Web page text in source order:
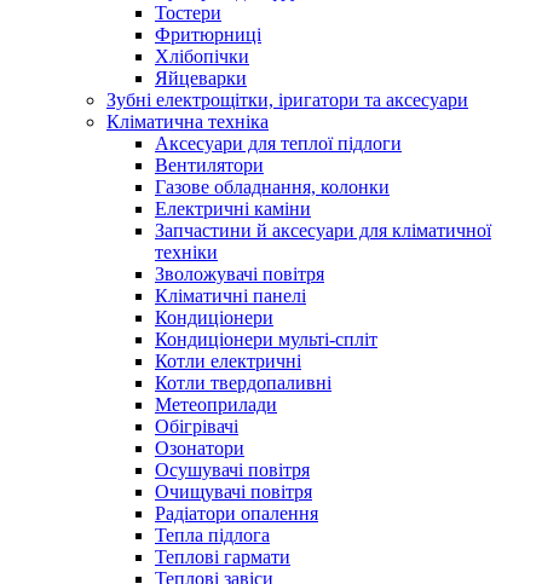
Тостери
Фритюрниці
Хлібопічки
Яйцеварки
Зубні електрощітки, іригатори та аксесуари
Кліматична техніка
Аксесуари для теплої підлоги
Вентилятори
Газове обладнання, колонки
Електричні каміни
Запчастини й аксесуари для кліматичної
техніки
Зволожувачі повітря
Кліматичні панелі
Кондиціонери
Кондиціонери мульті-спліт
Котли електричні
Котли твердопаливні
Метеоприлади
Обігрівачі
Озонатори
Осушувачі повітря
Очищувачі повітря
Радіатори опалення
Тепла підлога
Теплові гармати
Теплові завіси